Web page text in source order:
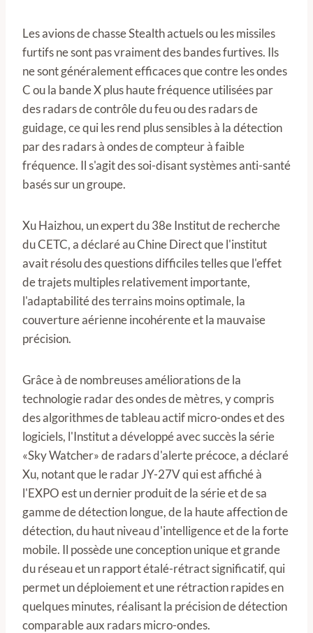
Les avions de chasse Stealth actuels ou les missiles
furtifs ne sont pas vraiment des bandes furtives. Ils
ne sont généralement efficaces que contre les ondes
C ou la bande X plus haute fréquence utilisées par
des radars de contrôle du feu ou des radars de
guidage, ce qui les rend plus sensibles à la détection
par des radars à ondes de compteur à faible
fréquence. Il s'agit des soi-disant systèmes anti-santé
basés sur un groupe.
Xu Haizhou, un expert du 38e Institut de recherche
du CETC, a déclaré au Chine Direct que l'institut
avait résolu des questions difficiles telles que l'effet
de trajets multiples relativement importante,
l'adaptabilité des terrains moins optimale, la
couverture aérienne incohérente et la mauvaise
précision.
Grâce à de nombreuses améliorations de la
technologie radar des ondes de mètres, y compris
des algorithmes de tableau actif micro-ondes et des
logiciels, l'Institut a développé avec succès la série
«Sky Watcher» de radars d'alerte précoce, a déclaré
Xu, notant que le radar JY-27V qui est affiché à
l'EXPO est un dernier produit de la série et de sa
gamme de détection longue, de la haute affection de
détection, du haut niveau d'intelligence et de la forte
mobile. Il possède une conception unique et grande
du réseau et un rapport étalé-rétract significatif, qui
permet un déploiement et une rétraction rapides en
quelques minutes, réalisant la précision de détection
comparable aux radars micro-ondes.